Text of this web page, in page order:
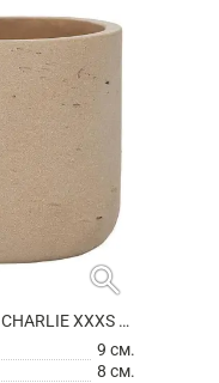
search
КАШПО ROUGH CHARLIE XXXS CLAY WASHED
9 см.
8 см.